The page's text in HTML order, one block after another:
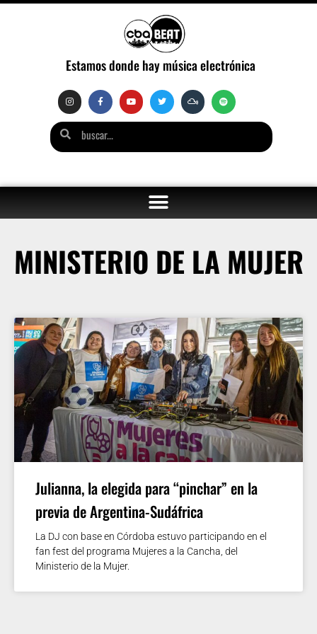
Estamos donde hay música electrónica
MINISTERIO DE LA MUJER
Julianna, la elegida para “pinchar” en la
previa de Argentina-Sudáfrica
La DJ con base en Córdoba estuvo participando en el
fan fest del programa Mujeres a la Cancha, del
Ministerio de la Mujer.